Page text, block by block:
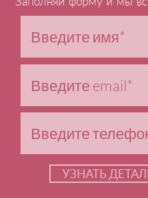
УЗНАТЬ